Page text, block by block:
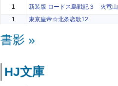
1
新装版 ロードス島戦記３ 火竜
1
東京皇帝☆北条恋歌12
書影 »
HJ文庫